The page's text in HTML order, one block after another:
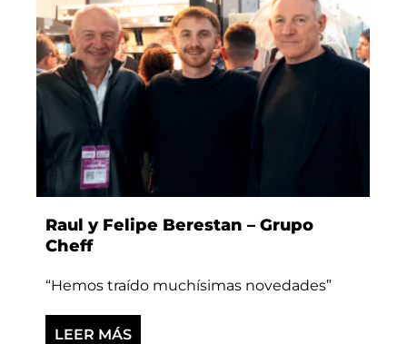
Raul y Felipe Berestan – Grupo
Cheff
“Hemos traído muchísimas novedades”
LEER MÁS